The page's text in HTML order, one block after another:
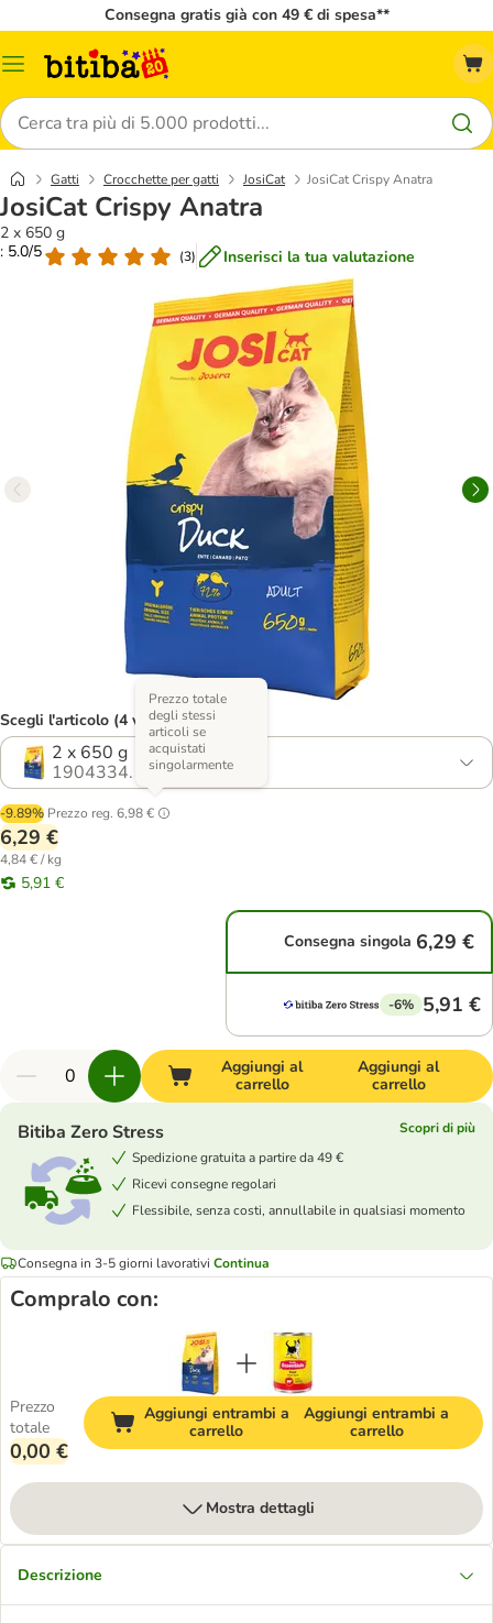
Consegna gratis già con 49 € di spesa**
Overview
Cerca
Gatti Crocchette per gatti JosiCat JosiCat Crispy Anatra
JosiCat Crispy Anatra
2 x 650 g
: 5.0/5
(3) Inserisci la tua valutazione
Scegli l'articolo (4 varianti)
2 x 650 g
1904334.1
-9.89% Prezzo reg. 6,98 €
Prezzo totale
degli stessi
articoli se
acquistati
singolarmente
6,29 €
4,84 € / kg
5,91 €
Consegna singola 6,29 €
-6% 5,91 €
Aggiungi al
carrello
Aggiungi al
carrello
Bitiba Zero Stress
Scopri di più
Spedizione gratuita a partire da 49 €
Ricevi consegne regolari
Flessibile, senza costi, annullabile in qualsiasi momento
Consegna in 3-5 giorni lavorativi Continua
Compralo con:
Prezzo
totale
0,00 €
Aggiungi entrambi a
carrello
Aggiungi entrambi a
carrello
Mostra dettagli
Descrizione